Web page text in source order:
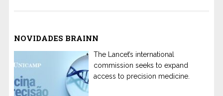
NOVIDADES BRAINN
The Lancet’s international
commission seeks to expand
access to precision medicine.